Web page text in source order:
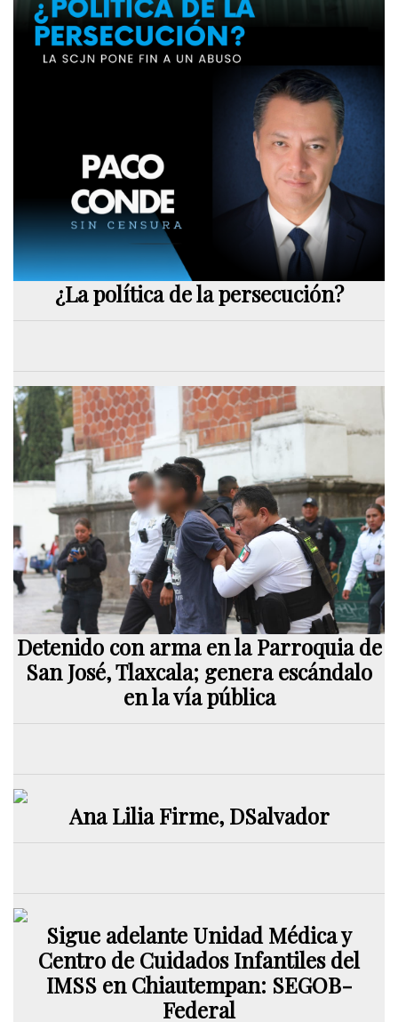
¿La política de la persecución?
Detenido con arma en la Parroquia de
San José, Tlaxcala; genera escándalo
en la vía pública
Ana Lilia Firme, DSalvador
Sigue adelante Unidad Médica y
Centro de Cuidados Infantiles del
IMSS en Chiautempan: SEGOB-
Federal